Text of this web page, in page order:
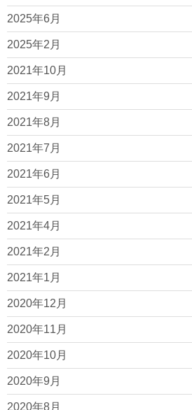
2025年6月
2025年2月
2021年10月
2021年9月
2021年8月
2021年7月
2021年6月
2021年5月
2021年4月
2021年2月
2021年1月
2020年12月
2020年11月
2020年10月
2020年9月
2020年8月